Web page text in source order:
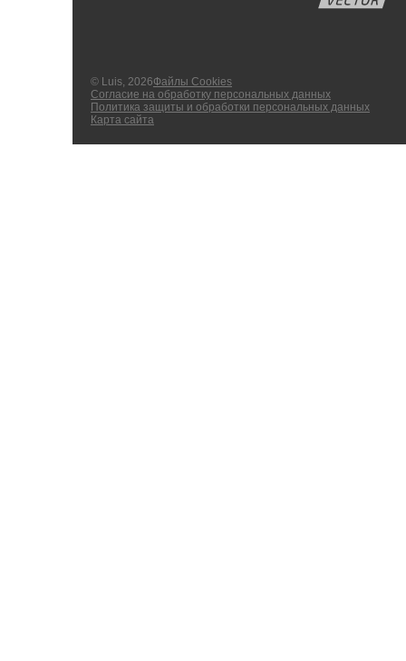
© Luis, 2026Файлы Cookies
Согласие на обработку персональных данных
Политика защиты и обработки персональных данных
Карта сайта